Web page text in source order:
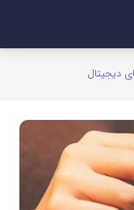
دیجیتال